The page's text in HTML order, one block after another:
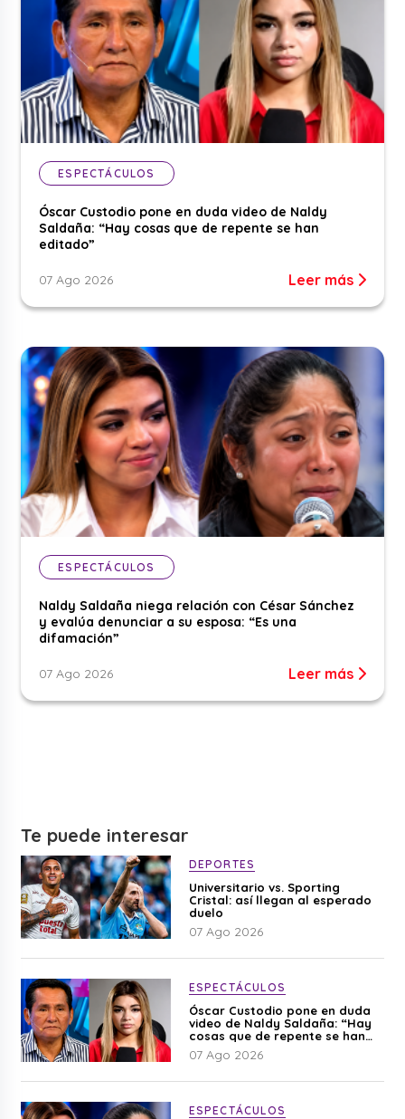
ESPECTÁCULOS
Óscar Custodio pone en duda video de Naldy
Saldaña: “Hay cosas que de repente se han
editado”
07 Ago 2026 Leer más
ESPECTÁCULOS
Naldy Saldaña niega relación con César Sánchez
y evalúa denunciar a su esposa: “Es una
difamación”
07 Ago 2026 Leer más
Te puede interesar
DEPORTES
Universitario vs. Sporting
Cristal: así llegan al esperado
duelo
07 Ago 2026
ESPECTÁCULOS
Óscar Custodio pone en duda
video de Naldy Saldaña: “Hay
cosas que de repente se han
editado”
07 Ago 2026
ESPECTÁCULOS